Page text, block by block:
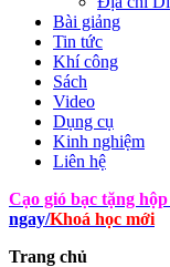
Bài giảng
Tin tức
Khí công
Sách
Video
Dụng cụ
Kinh nghiệm
Liên hệ
Cạo gió bạc tặng
ngay/Khoá học mới
Trang chủ